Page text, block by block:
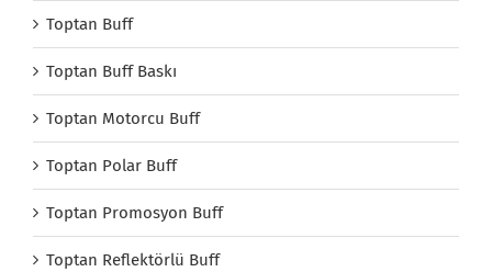
Toptan Buff
Toptan Buff Baskı
Toptan Motorcu Buff
Toptan Polar Buff
Toptan Promosyon Buff
Toptan Reflektörlü Buff